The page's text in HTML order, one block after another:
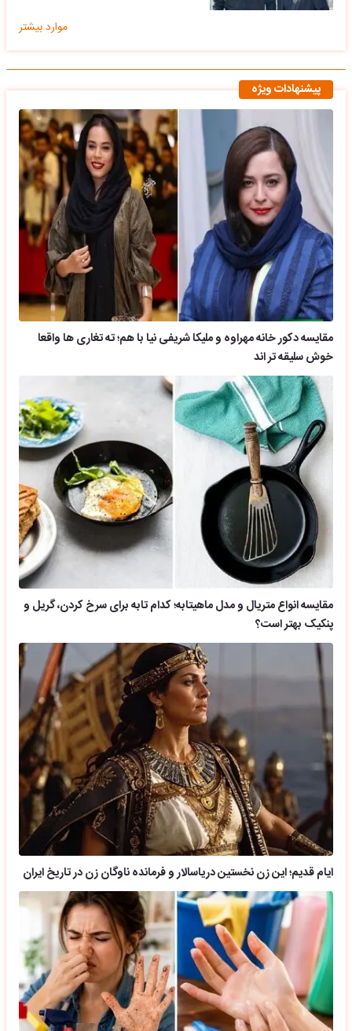
موارد بیشتر
پیشنهادات ویژه
مقایسه دکور خانه مهراوه و ملیکا شریفی نیا با هم؛ ته تغاری ها واقعا
خوش سلیقه تر اند
مقایسه انواع متریال و مدل ماهیتابه؛ کدام تابه برای سرخ کردن، گریل و
پنکیک بهتر است؟
ایام قدیم؛ این زن نخستین دریاسالار و فرمانده ناوگان زن در تاریخ ایران